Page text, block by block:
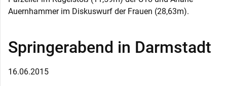
Auernhammer im Diskuswurf der Frauen (28,63m).
Springerabend in Darmstadt
16.06.2015